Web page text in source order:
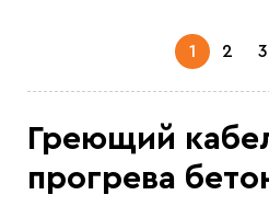
1 2 3
Греющий
прогрева